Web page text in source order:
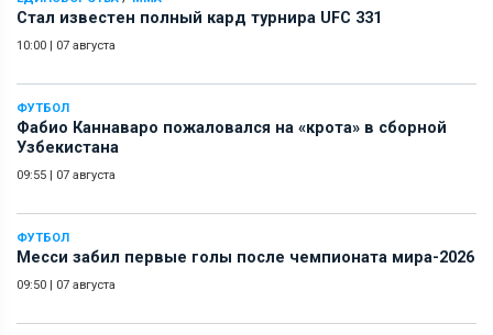
Стал известен полный кард турнира UFC 331
10:00 | 07 августа
ФУТБОЛ
Фабио Каннаваро пожаловался на «крота» в сборной
Узбекистана
09:55 | 07 августа
ФУТБОЛ
Месси забил первые голы после чемпионата мира-2026
09:50 | 07 августа